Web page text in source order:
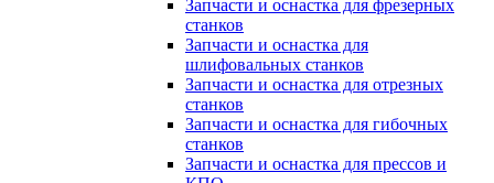
Запчасти и оснастка для фрезерных
станков
Запчасти и оснастка для
шлифовальных станков
Запчасти и оснастка для отрезных
станков
Запчасти и оснастка для гибочных
станков
Запчасти и оснастка для прессов и